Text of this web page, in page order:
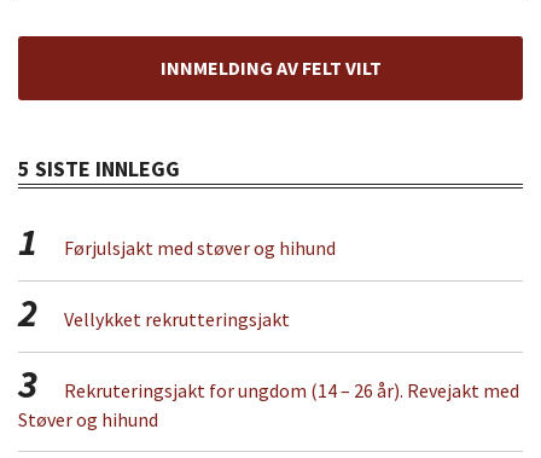
Rekrutt
INNMELDING AV FELT VILT
5 SISTE INNLEGG
1 Førjulsjakt med støver og hihund
2 Vellykket rekrutteringsjakt
3
Rekruteringsjakt for ungdom (14 – 26 år). Revejakt med
Støver og hihund